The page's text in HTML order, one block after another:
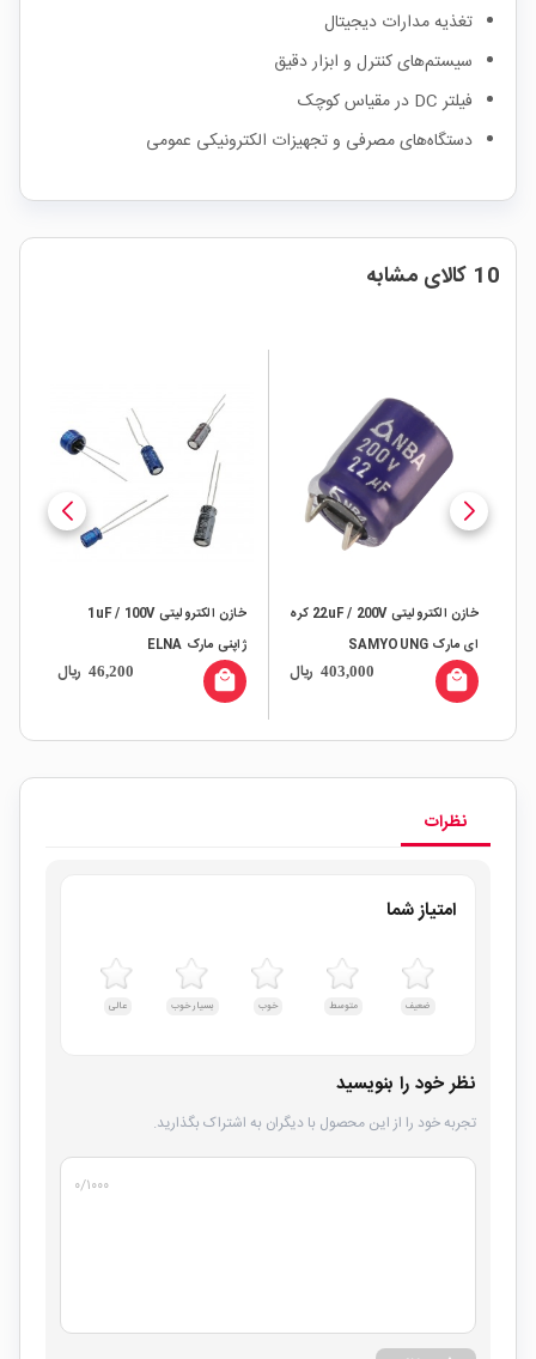
تغذیه مدارات دیجیتال
سیستم‌های کنترل و ابزار دقیق
فیلتر DC در مقیاس کوچک
دستگاه‌های مصرفی و تجهیزات الکترونیکی عمومی
10 کالای مشابه
خازن الکترولیتی 22uF / 200V کره
403,000 ریال
خازن الکترولیتی 1uF / 100V
46,200 local_mall
local_mall
نظرات
امتیاز شما
ضعیف متوسط خوب بسیار خوب عالی
نظر خود را بنویسید
تجربه خود را از این محصول با دیگران به اشتراک بگذارید.
۰/۱۰۰۰